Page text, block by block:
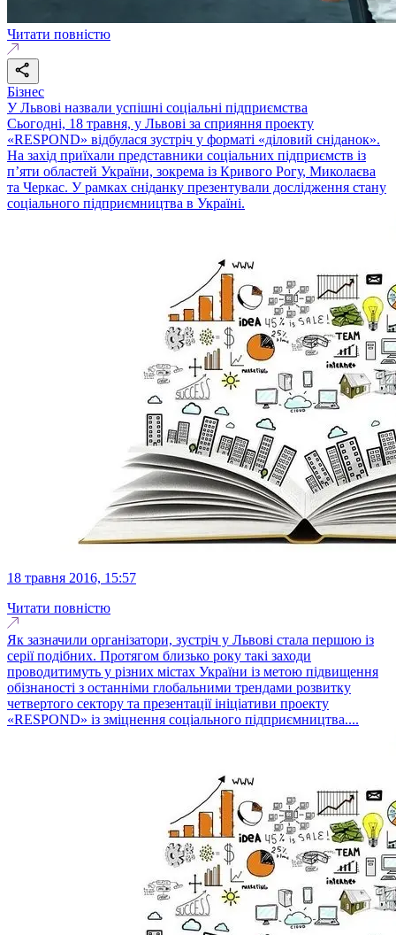
Читати повністю
Бізнес
У Львові назвали успішні соціальні підприємства
Сьогодні, 18 травня, у Львові за сприяння проекту
«RESPOND» відбулася зустріч у форматі «діловий сніданок».
На захід приїхали представники соціальних підприємств із
п’яти областей України, зокрема із Кривого Рогу, Миколаєва
та Черкас. У рамках сніданку презентували дослідження стану
соціального підприємництва в Україні.
18 травня 2016, 15:57
Читати повністю
Як зазначили організатори, зустріч у Львові стала першою із
серії подібних. Протягом близько року такі заходи
проводитимуть у різних містах України із метою підвищення
обізнаності з останніми глобальними трендами розвитку
четвертого сектору та презентації ініціативи проекту
«RESPOND» із зміцнення соціального підприємництва....